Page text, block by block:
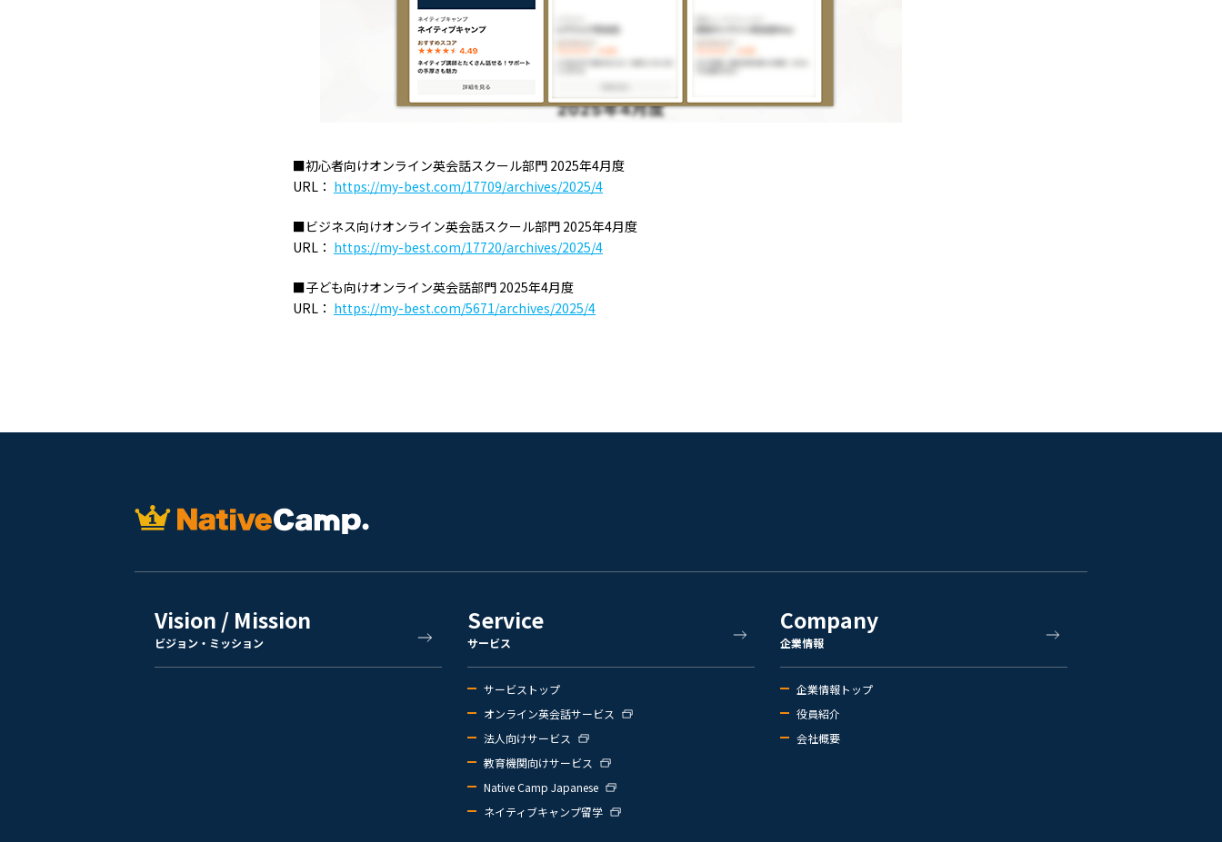
■初心者向けオンライン英会話スクール部門 2025年4月度
URL： https://my-best.com/17709/archives/2025/4
■ビジネス向けオンライン英会話スクール部門 2025年4月度
URL： https://my-best.com/17720/archives/2025/4
■子ども向けオンライン英会話部門 2025年4月度
URL： https://my-best.com/5671/archives/2025/4
Vision / Mission
ビジョン・ミッション
Service
サービス
サービストップ
オンライン英会話サービス
法人向けサービス
教育機関向けサービス
Native Camp Japanese
ネイティブキャンプ留学
Company
企業情報
企業情報トップ
役員紹介
会社概要